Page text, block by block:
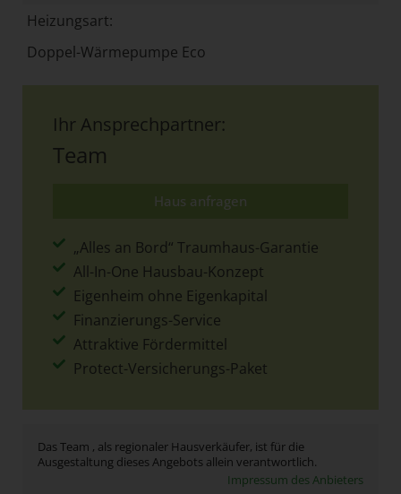
Heizungsart:
Doppel-Wärmepumpe Eco
Ihr Ansprechpartner:
Team
Haus anfragen
„Alles an Bord“ Traumhaus-Garantie
All-In-One Hausbau-Konzept
Eigenheim ohne Eigenkapital
Finanzierungs-Service
Attraktive Fördermittel
Protect-Versicherungs-Paket
Das Team , als regionaler Hausverkäufer, ist für die
Ausgestaltung dieses Angebots allein verantwortlich.
Impressum des Anbieters